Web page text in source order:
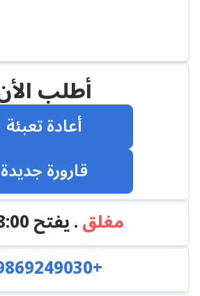
أطلب
أعادة تعبئة
قارورة جديدة
مغلق. يفتحam
+79869249030